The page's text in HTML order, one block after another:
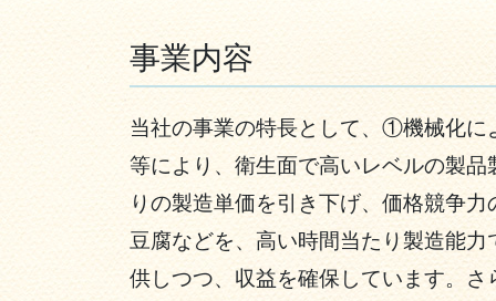
事業内容
当社の事業の特長として、①機械化に
等により、衛生面で高いレベルの製
りの製造単価を引き下げ、価格競争
豆腐などを、高い時間当たり製造能
供しつつ、収益を確保しています。